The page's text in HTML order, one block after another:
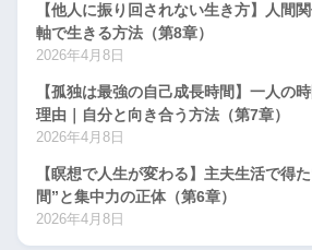
【他人に振り回されない生き方】人間
軸で生きる方法（第8章）
2026年4月8日
【孤独は最強の自己成長時間】一人の
理由｜自分と向き合う方法（第7章）
2026年4月8日
【瞑想で人生が変わる】主夫生活で得
間”と集中力の正体（第6章）
2026年4月8日